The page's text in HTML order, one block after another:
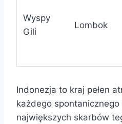
Wyspy
Gili
Lombok
Indonezja to kraj pełen
każdego
największych skarbów